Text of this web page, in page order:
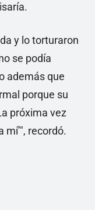
y lo torturaron
se podía
además que
porque su
próxima vez
mí’", recordó.